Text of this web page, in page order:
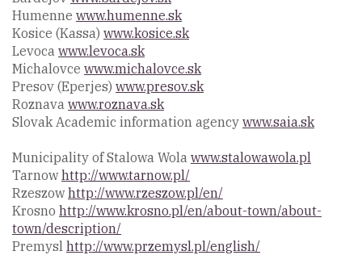
Humenne www.humenne.sk
Kosice (Kassa) www.kosice.sk
Levoca www.levoca.sk
Michalovce www.michalovce.sk
Presov (Eperjes) www.presov.sk
Roznava www.roznava.sk
Slovak Academic information agency www.saia.sk
Municipality of Stalowa Wola www.stalowawola.pl
Tarnowhttp://www.tarnow.pl/
Rzeszowhttp://www.rzeszow.pl/en/
Krosno http://www.krosno.pl/en/about-town/about-
town/description/
Premysl http://www.przemysl.pl/english/